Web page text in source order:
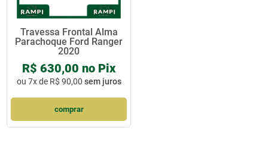
Travessa Frontal Alma
Parachoque Ford Ranger
2020
R$ 630,00 no Pix
ou 7x de R$ 90,00 sem juros
comprar